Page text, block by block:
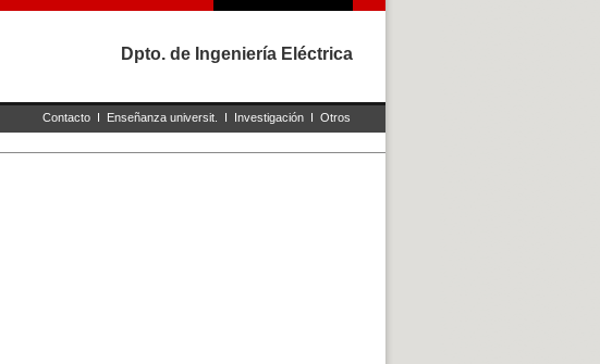
Dpto. de Ingeniería Eléctrica
Contacto I Enseñanza universit. I Investigación I Otros